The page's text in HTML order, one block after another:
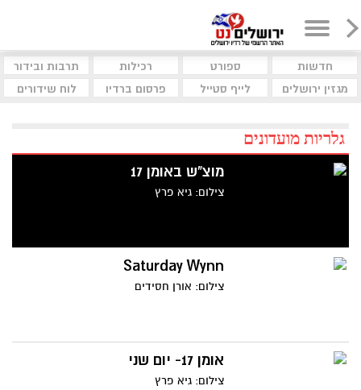
חדשות ספורט רכילות
תרבות ובידור
מגזין ירושלים
לייף סטייל פרסום ברדיו לוח שידורים
גלריות מועדונים
מוצ"ש באומן 17
צילום: גיא פרץ
Saturday Wynn
צילום: אורן חסידים
אומן 17- יום שני
צילום: גיא פרץ